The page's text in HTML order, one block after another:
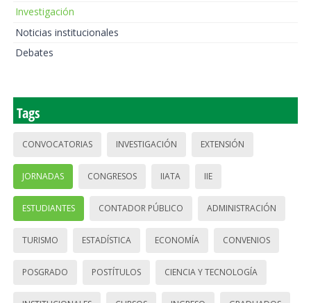
Investigación
Noticias institucionales
Debates
Tags
CONVOCATORIAS INVESTIGACIÓN EXTENSIÓN
JORNADAS CONGRESOS IIATA IIE
ESTUDIANTES CONTADOR PÚBLICO ADMINISTRACIÓN
TURISMO ESTADÍSTICA ECONOMÍA CONVENIOS
POSGRADO POSTÍTULOS CIENCIA Y TECNOLOGÍA